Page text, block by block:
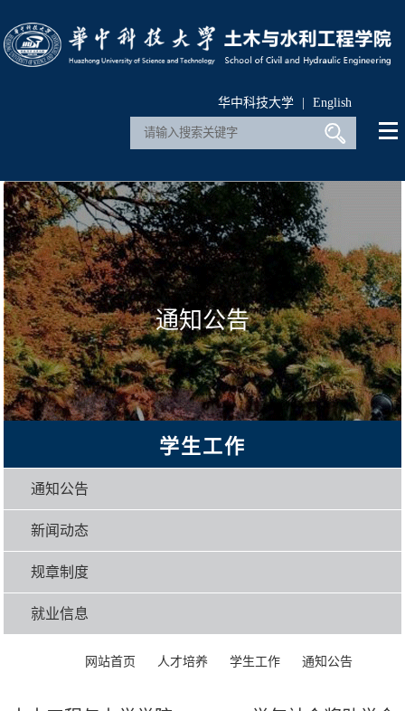
华中科技大学 | English
通知公告
学生工作
通知公告
新闻动态
规章制度
就业信息
网站首页 人才培养 学生工作 通知公告